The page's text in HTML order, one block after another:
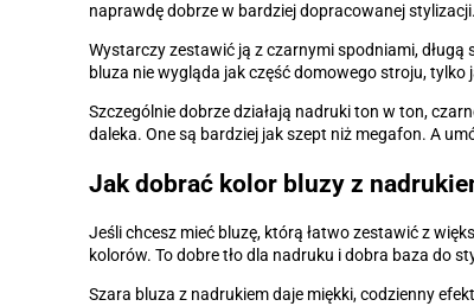
naprawdę dobrze w bardziej dopracowanej stylizacji.
Wystarczy zestawić ją z czarnymi spodniami,
bluza nie wygląda jak część domowego stroju,
Szczególnie dobrze działają nadruki ton w ton,
daleka. One są bardziej jak szept niż megafon. A
Jak dobrać kolor bluzy z
Jeśli chcesz mieć bluzę, którą łatwo zestawić z
kolorów. To dobre tło dla nadruku i dobra baza do
Szara bluza z nadrukiem daje miękki, codzienny